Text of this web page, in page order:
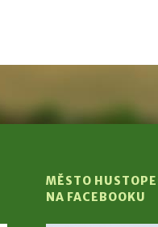
MĚSTO
NA FACEBOOKU